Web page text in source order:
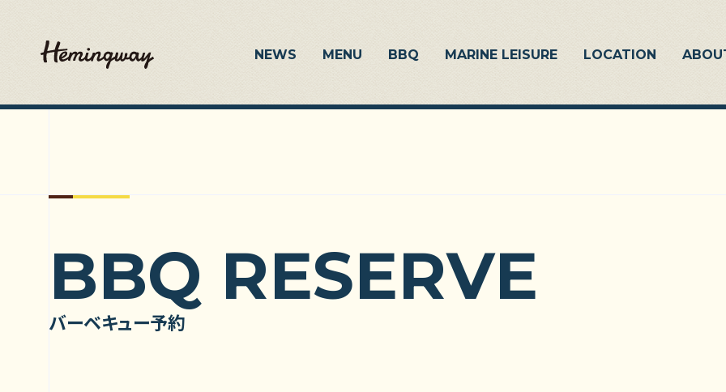
NEWS MENU BBQ MARINE LEISURE LOCATION
BBQ RESERVE
バーベキュー予約